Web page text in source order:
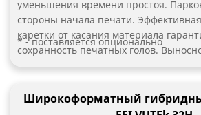
уменьшения времени простоя.
стороны начала печати.
каретки от касания материала
сохранность печатных голов.
* - поставляется опционально
Широкоформатный